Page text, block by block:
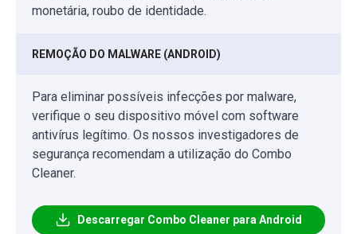
monetária, roubo de identidade.
REMOÇÃO DO MALWARE (ANDROID)
Para eliminar possíveis infecções por malware,
verifique o seu dispositivo móvel com software
antivírus legítimo. Os nossos investigadores de
segurança recomendam a utilização do Combo
Cleaner.
Descarregar Combo Cleaner para Android